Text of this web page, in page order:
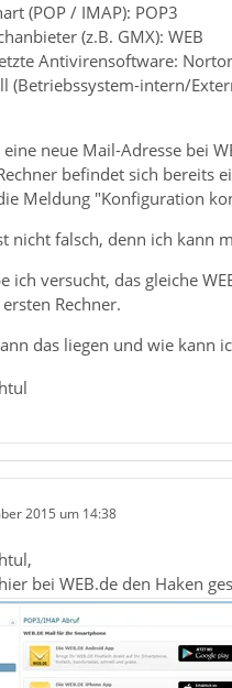
(POP / IMAP): POP3
(z.B. GMX): WEB
Antivirensoftware:
(Betriebssystem-intern/
eine neue Mail-Adresse bei
befindet sich bereits
Meldung "Konfiguration
nicht falsch, denn ich kann
ich versucht, das gleiche
Rechner.
das liegen und wie kann
2015 um 14:38
bei WEB.de den Haken